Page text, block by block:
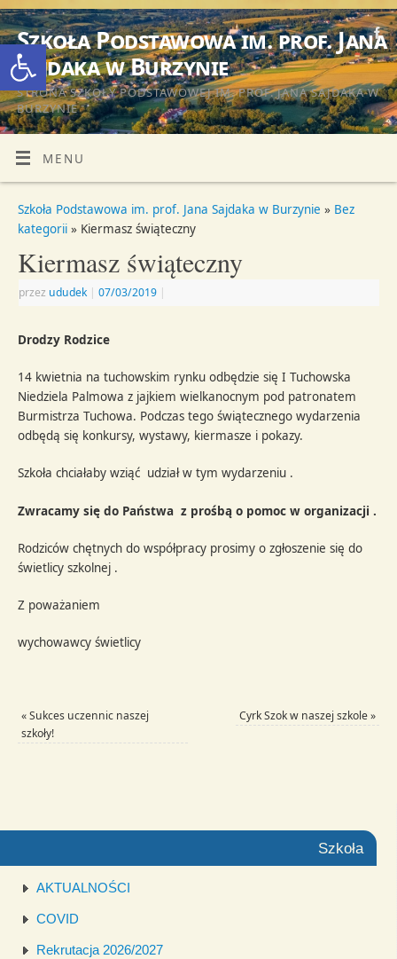
Otwórz pasek narzędzi
Szkoła Podstawowa im. prof. Jana
Sajdaka w Burzynie
STRONA SZKOŁY PODSTAWOWEJ IM. PROF. JANA SAJDAKA W
BURZYNIE
MENU
Szkoła Podstawowa im. prof. Jana Sajdaka w Burzynie » Bez
kategorii » Kiermasz świąteczny
Kiermasz świąteczny
przez ududek | 07/03/2019 |
Drodzy Rodzice
14 kwietnia na tuchowskim rynku odbędzie się I Tuchowska
Niedziela Palmowa z jajkiem wielkanocnym pod patronatem
Burmistrza Tuchowa. Podczas tego świątecznego wydarzenia
odbędą się konkursy, wystawy, kiermasze i pokazy.
Szkoła chciałaby wziąć udział w tym wydarzeniu .
Zwracamy się do Państwa z prośbą o pomoc w organizacji .
Rodziców chętnych do współpracy prosimy o zgłoszenie się do
świetlicy szkolnej .
Z poważaniem
wychowawcy świetlicy
«Sukces uczennic naszej
szkoły!
Cyrk Szok w naszej szkole»
Szkoła
AKTUALNOŚCI
COVID
Rekrutacja 2026/2027